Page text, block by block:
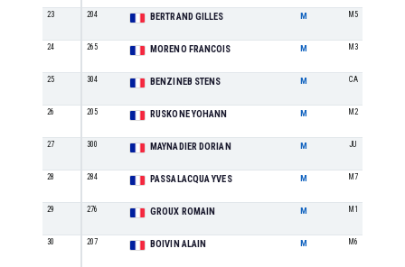
23 204 BERTRAND GILLES M M5
24 265 MORENO FRANCOIS M M3
25 304 BENZINEB STENS M CA
26 205 RUSKONE YOHANN M M2
27 300 MAYNADIER DORIAN M JU
28 284 PASSALACQUA YVES M M7
29 276 GROUX ROMAIN M M1
30 207 BOIVIN ALAIN M M6